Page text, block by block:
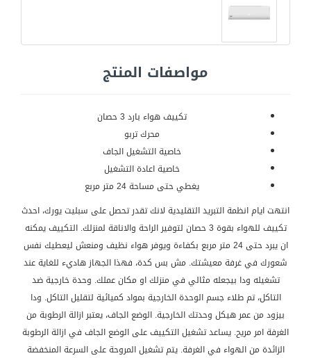
مواصفات المنتج
تكييف هواء بارد 3 حصان
محرك تربو
خاصية التشغيل الجاف
خاصية اعادة التشغيل
يغطي حتى مساحة 24 متر مربع
انتهت ايام انظمة التبريد التقليدية لانك تقدر تحصل على سبليت يورك، احدث
تكييف للهواء بقوة 3 حصان لتوفير الراحة والاناقة لمنزلك. التكييف يمكنه
ان يبرد حتى 24 متر مربع بكفاءة ويوفر هواء نظيف ومنعش ليعطيك نفس
شعورك في غرفة معيشتك. مش بس كدة، فهذا الجهاز هاديء للغاية عند
تشغيله ودا بيجعله مثالي في منزلك او مكان عملك. وحدة خارجية ضد
التاكل، تم طلاء جسم الوحدة الخارجية بمواد كميائية لتقليل التاكل. ودا
بيزود من عمر هيكل وحدتك الخارجية. الوضع الجاف، يعتبر ازالة الرطوبة من
الغرفة امر مريح. يساعد تشغيل التكييف على الوضع الجاف في ازالة الرطوبة
الزائدة من الهواء في الغرفة. يتم تشغيل المروحة على السرعة المنخفضة